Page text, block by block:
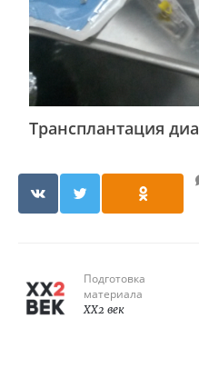
Трансплантация
Подготовка
материала
XX2 век